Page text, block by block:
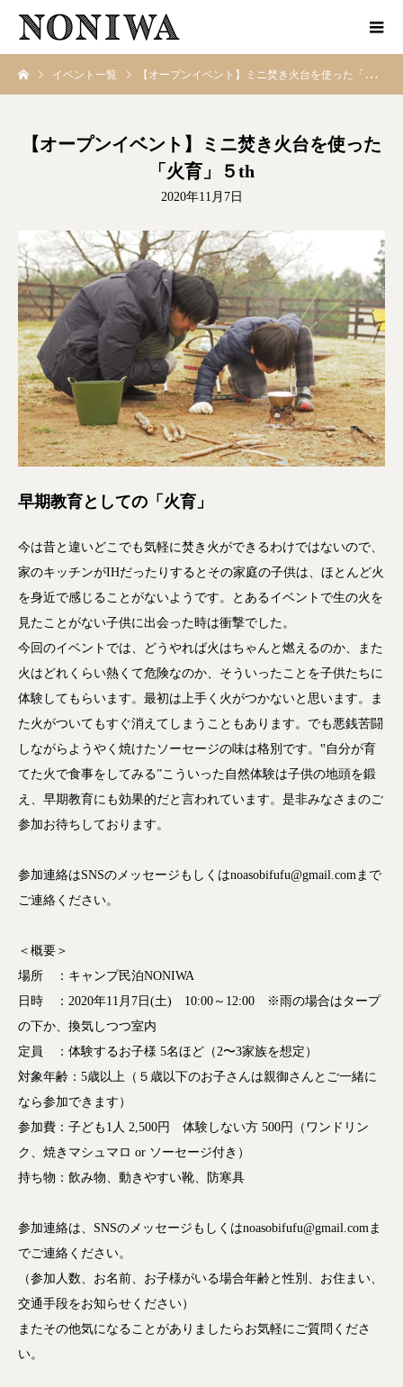
イベント一覧 【オープンイベント】ミニ焚き火台を使った「火育」５th
【オープンイベント】ミニ焚き火台を使った
「火育」５th
2020年11月7日
早期教育としての「火育」
今は昔と違いどこでも気軽に焚き火ができるわけではないので、
家のキッチンがIHだったりするとその家庭の子供は、ほとんど火
を身近で感じることがないようです。とあるイベントで生の火を
見たことがない子供に出会った時は衝撃でした。
今回のイベントでは、どうやれば火はちゃんと燃えるのか、また
火はどれくらい熱くて危険なのか、そういったことを子供たちに
体験してもらいます。最初は上手く火がつかないと思います。ま
た火がついてもすぐ消えてしまうこともあります。でも悪銭苦闘
しながらようやく焼けたソーセージの味は格別です。‟自分が育
てた火で食事をしてみる”こういった自然体験は子供の地頭を鍛
え、早期教育にも効果的だと言われています。是非みなさまのご
参加お待ちしております。
参加連絡はSNSのメッセージもしくはnoasobifufu@gmail.comまで
ご連絡ください。
＜概要＞
場所 ：キャンプ民泊NONIWA
日時 ：2020年11月7日(土) 10:00～12:00 ※雨の場合はタープ
の下か、換気しつつ室内
定員 ：体験するお子様 5名ほど（2〜3家族を想定）
対象年齢：5歳以上（５歳以下のお子さんは親御さんとご一緒に
なら参加できます）
参加費：子ども1人 2,500円 体験しない方 500円（ワンドリン
ク、焼きマシュマロ or ソーセージ付き）
持ち物：飲み物、動きやすい靴、防寒具
参加連絡は、SNSのメッセージもしくはnoasobifufu@gmail.comま
でご連絡ください。
（参加人数、お名前、お子様がいる場合年齢と性別、お住まい、
交通手段をお知らせください）
またその他気になることがありましたらお気軽にご質問くださ
い。